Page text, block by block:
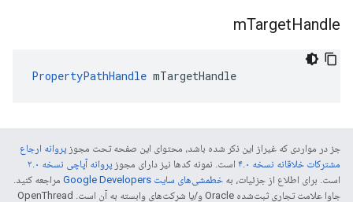
mTargetHandle
PropertyPathHandle mTargetHandle
جز در مواردی که غیراز این ذکر شده باشد، محتوای این صفحه تحت مجوز پروانه ارجاع
مشترکات خلاقانه نسخه ۴.۰
است. نمونه کدها نیز دارای مجوز پروانه آپاچی نسخه ۲.۰
است. برای اطلاع از جزئیات، به خطمشی‌های سایت Google Developers‏
مراجعه کنید.
جاوا علامت تجاری ثبت‌شده Oracle و/یا شرکت‌های وابسته به آن است. ‫OpenThread